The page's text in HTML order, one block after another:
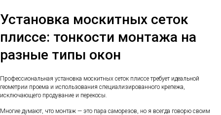
Установка москитных сеток
плиссе: тонкости монтажа на
разные типы окон
Профессиональная установка москитных сеток плиссе требует идеальной
геометрии проема и использования специализированного крепежа,
исключающего продувание и перекосы.
Многие думают, что монтаж — это пара саморезов, но я всегда говорю своим